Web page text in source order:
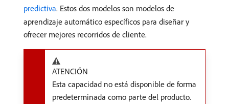
predictiva. Estos dos modelos son modelos de
aprendizaje automático específicos para diseñar y
ofrecer mejores recorridos de cliente.
ATENCIÓN
Esta capacidad no está disponible de forma
predeterminada como parte del producto.